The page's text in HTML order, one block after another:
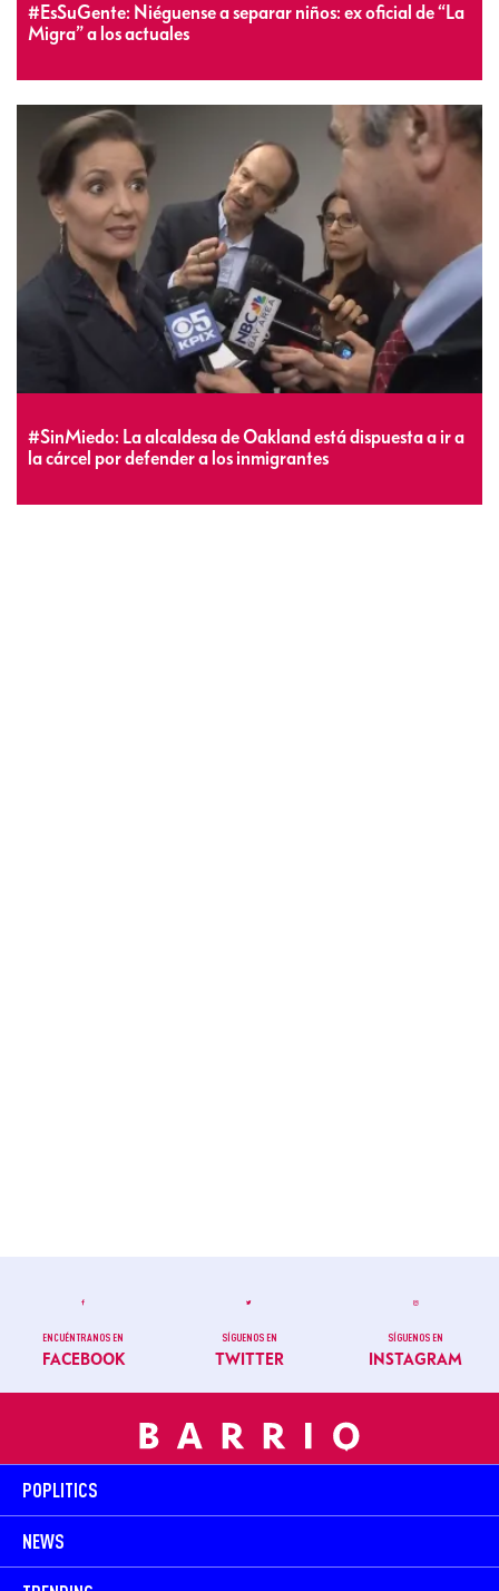
#EsSuGente: Niéguense a separar niños: ex oficial de “La
Migra” a los actuales
#SinMiedo: La alcaldesa de Oakland está dispuesta a ir a
la cárcel por defender a los inmigrantes
ENCUÉNTRANOS EN
FACEBOOK
SÍGUENOS EN
TWITTER
SÍGUENOS EN
INSTAGRAM
POPLITICS
NEWS